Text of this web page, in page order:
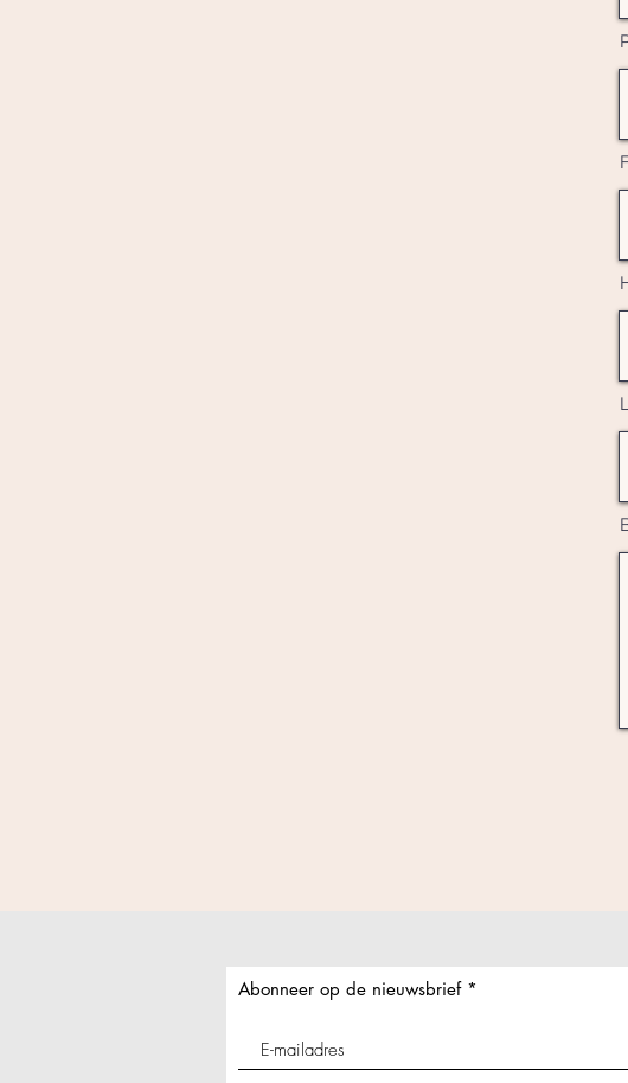
Abonneer op de nieuwsbrief